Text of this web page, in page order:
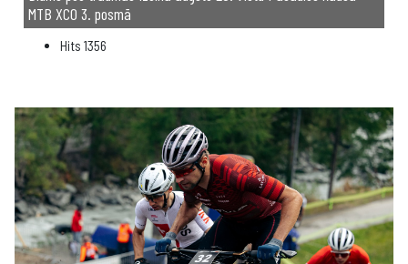
MTB XCO 3. posmā
Hits 1356